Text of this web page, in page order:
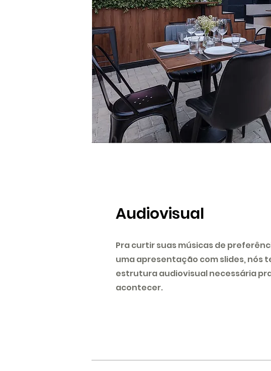
Audiovisual
Pra curtir suas músicas de
uma apresentação com slides, nós
estrutura audiovisual necessária
acontecer.